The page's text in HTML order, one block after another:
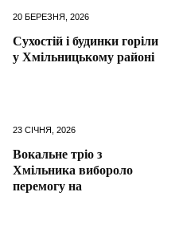
20 БЕРЕЗНЯ, 2026
Сухостій і будинки горіли
у Хмільницькому районі
23 СІЧНЯ, 2026
Вокальне тріо з
Хмільника вибороло
перемогу на